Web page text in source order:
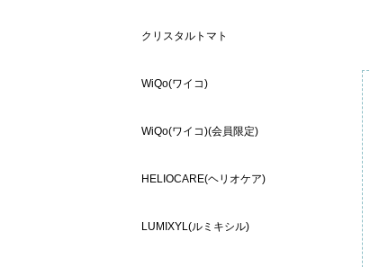
クリスタルトマト
WiQo(ワイコ)
WiQo(ワイコ)(会員限定)
HELIOCARE(ヘリオケア)
LUMIXYL(ルミキシル)